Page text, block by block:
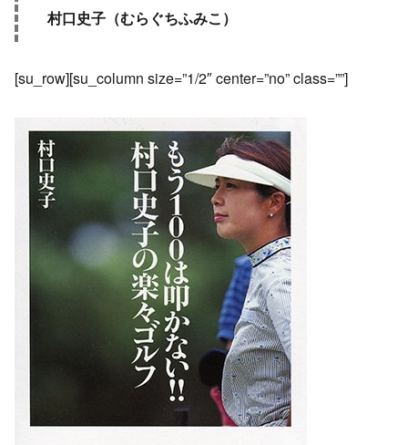
村口史子（むらぐちふみこ）
[su_row][su_column size=”1/2″ center=”no” class=””]